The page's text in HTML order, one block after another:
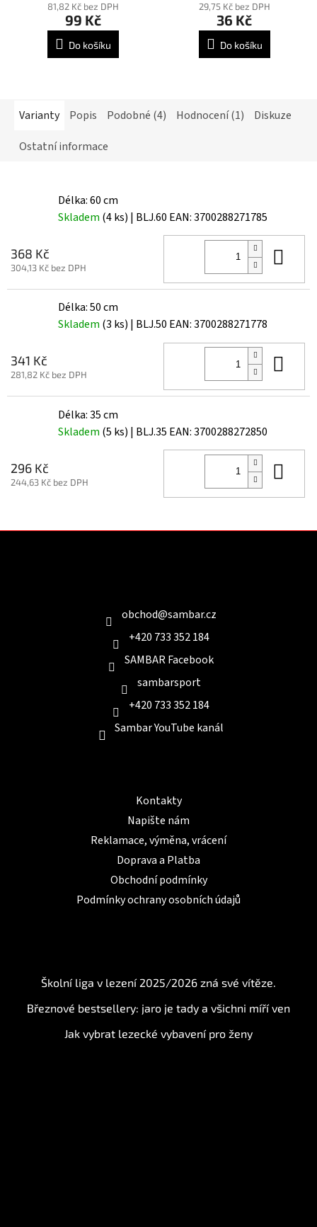
81,82 Kč bez DPH
99 Kč
Do košíku
29,75 Kč bez DPH
36 Kč
Do košíku
Varianty Popis Podobné (4) Hodnocení (1)
Diskuze
Ostatní informace
Délka: 60 cm
Skladem (4 ks) | BLJ.60 EAN:3700288271785
368 Kč
304,13 Kč bez DPH
Délka: 50 cm
Skladem (3 ks) | BLJ.50 EAN:3700288271778
341 Kč
281,82 Kč bez DPH
Délka: 35 cm
Skladem (5 ks) | BLJ.35 EAN:3700288272850
296 Kč
244,63 Kč bez DPH
obchod@sambar.cz
+420 733 352 184
SAMBAR Facebook
sambarsport
+420 733 352 184
Sambar YouTube kanál
Kontakty
Napište nám
Reklamace, výměna, vrácení
Doprava a Platba
Obchodní podmínky
Podmínky ochrany osobních údajů
Školní liga v lezení 2025/2026 zná své vítěze.
Březnové bestsellery: jaro je tady a všichni míří ven
Jak vybrat lezecké vybavení pro ženy